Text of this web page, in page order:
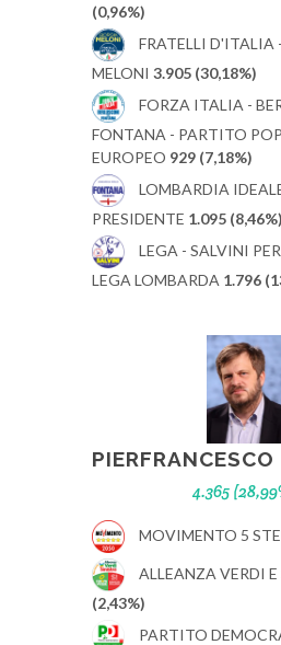
(0,96%)
FRATELLI D'ITALIA
MELONI 3.905 (30,18%)
FORZA ITALIA -
FONTANA - PARTITO
EUROPEO 929 (7,18%)
LOMBARDIA
PRESIDENTE 1.095 (8,46%)
LEGA - SALVINI
LEGA LOMBARDA 1.796
4.365
MOVIMENTO 5
ALLEANZA VERDI
(2,43%)
PARTITO